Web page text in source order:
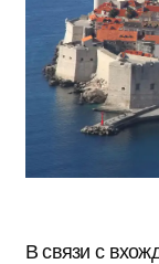
В связи с